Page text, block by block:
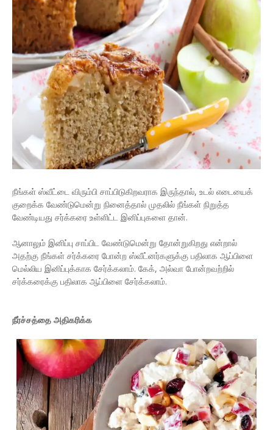
நீங்கள் ஸ்வீட்டை விரும்பி சாப்பிடுகிறவராக இருந்தால், உடல் எடையைக்
குறைக்க வேண்டுமென்று நினைத்தால் முதலில் நீங்கள் நிறுத்த
வேண்டியது சர்க்கரை உள்ளிட்ட இனிப்புகளை தான்.
ஆனாலும் இனிப்பு சாப்பிட வேண்டுமென்று தோன்றுகிறது என்றால்
அதற்கு நீங்கள் சர்க்கரை போன்ற ஸ்வீட்னர்களுக்கு பதிலாக ஆப்பிளை
மெல்லிய இனிப்புக்காக சேர்க்கலாம். கேக், அல்வா போன்றவற்றில்
சர்க்கரைக்கு பதிலாக ஆப்பிளை சேர்க்கலாம்.
​நீர்ச்சத்தை அதிகரிக்க